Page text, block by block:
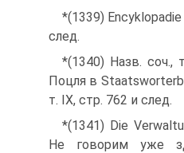
*(1339)
след.
*(1340) Назв.
Поцля в
т. IX, стр. 762 и след.
*(1341) Die
Не говорим уже